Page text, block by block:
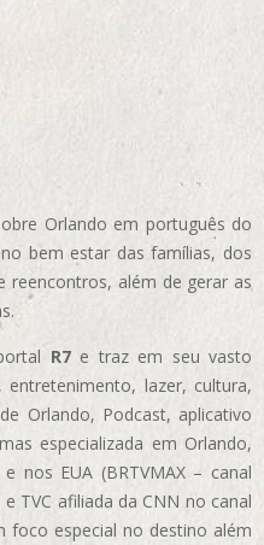
Orlando em português do
bem estar das famílias, dos
reencontros, além de gerar as
R7e traz em seu vasto
lazer, cultura,
Orlando, Podcast, aplicativo
especializada em Orlando,
nos EUA (BRTVMAX – canal
TVC afiliada da CNN no canal
foco especial no destino além